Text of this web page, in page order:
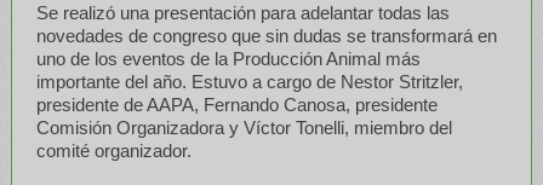
Se realizó una presentación para adelantar todas las
novedades de congreso que sin dudas se transformará en
uno de los eventos de la Producción Animal más
importante del año. Estuvo a cargo de Nestor Stritzler,
presidente de AAPA, Fernando Canosa, presidente
Comisión Organizadora y Víctor Tonelli, miembro del
comité organizador.